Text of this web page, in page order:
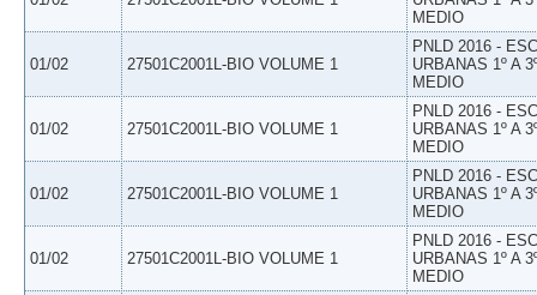
MEDIO
01/02 27501C2001L-BIO VOLUME 1
PNLD 2016 -
URBANAS 1º A
MEDIO
01/02 27501C2001L-BIO VOLUME 1
PNLD 2016 -
URBANAS 1º A
MEDIO
01/02 27501C2001L-BIO VOLUME 1
PNLD 2016 -
URBANAS 1º A
MEDIO
01/02 27501C2001L-BIO VOLUME 1
PNLD 2016 -
URBANAS 1º A
MEDIO